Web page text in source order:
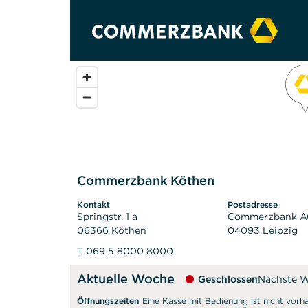
Commerzbank Köthen
Kontakt
Springstr. 1 a
06366 Köthen
T 069 5 8000 8000
Postadresse
Commerzbank
04093 Leipzig
Aktuelle Woche GeschlossenNächste
Öffnungszeiten Eine Kasse mit Bedienung ist nicht